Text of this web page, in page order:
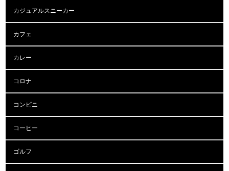
カジュアルスニーカー
カフェ
カレー
コロナ
コンビニ
コーヒー
ゴルフ